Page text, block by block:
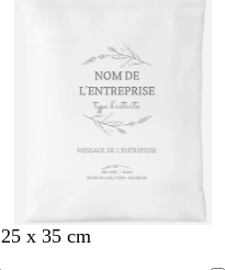
25 x 35 cm